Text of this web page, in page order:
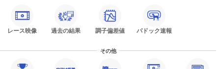
レース映像 過去の結果 調子偏差値 パドック速報
その他